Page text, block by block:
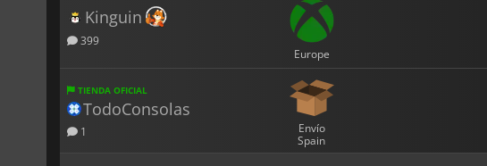
Kinguin
399
Europe
TIENDA OFICIAL
TodoConsolas
1
Envío
Spain